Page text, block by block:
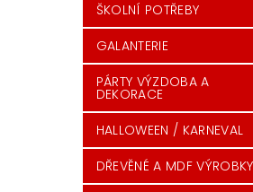
ŠKOLNÍ POTŘEBY
GALANTERIE
PÁRTY VÝZDOBA A
DEKORACE
HALLOWEEN / KARNEVAL
DŘEVĚNÉ A MDF VÝROBKY